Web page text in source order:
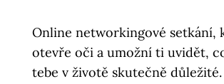
Online networkingové setkání,
otevře oči a umožní ti uvidět,
tebe v životě skutečně důležité.